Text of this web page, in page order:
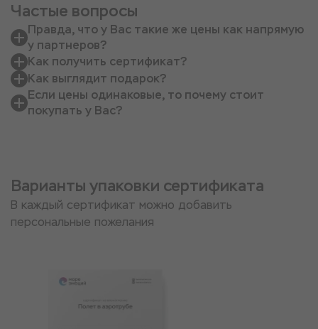
Частые вопросы
Правда, что у Вас такие же цены как напрямую
у партнеров?
Как получить сертификат?
Как выглядит подарок?
Если цены одинаковые, то почему стоит
покупать у Вас?
Варианты упаковки сертификата
В каждый сертификат можно добавить
персональные пожелания